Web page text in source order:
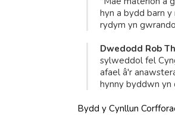
hyn a bydd barn
rydym yn
Dwedodd Rob
sylweddol fel
afael â'r
hynny byddwn yn
Bydd y Cynllun